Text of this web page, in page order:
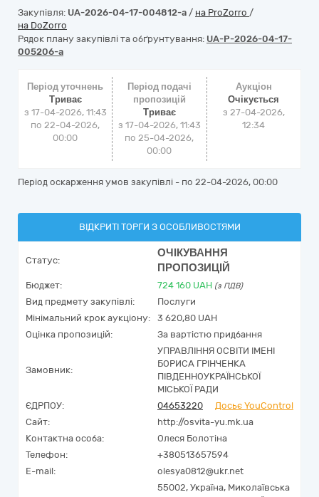
Закупівля: UA-2026-04-17-004812-a / на ProZorro /
на DoZorro
Рядок плану закупівлі та обґрунтування: UA-P-2026-04-17-
005206-a
Період уточнень
Триває
з 17-04-2026, 11:43
по 22-04-2026,
00:00
Період подачі
пропозицій
Триває
з 17-04-2026, 11:43
по 25-04-2026,
00:00
Аукціон
Очікується
з 27-04-2026,
12:34
Період оскарження умов закупівлі - по 22-04-2026, 00:00
ВІДКРИТІ ТОРГИ З ОСОБЛИВОСТЯМИ
Статус:
ОЧІКУВАННЯ
ПРОПОЗИЦІЙ
Бюджет: 724 160 UAH (з ПДВ)
Вид предмету закупівлі:
Послуги
Мінімальний крок аукціону:
3 620,80 UAH
Оцінка пропозицій:
За вартістю придбання
Замовник:
УПРАВЛІННЯ ОСВІТИ ІМЕНІ
БОРИСА ГРІНЧЕНКА
ПІВДЕННОУКРАЇНСЬКОЇ
МІСЬКОЇ РАДИ
ЄДРПОУ:
04653220
Досьє YouControl
Сайт:
http://osvita-yu.mk.ua
Контактна особа:
Олеся Болотіна
Телефон:
+380513657594
E-mail:
olesya0812@ukr.net
55002, Україна, Миколаївська